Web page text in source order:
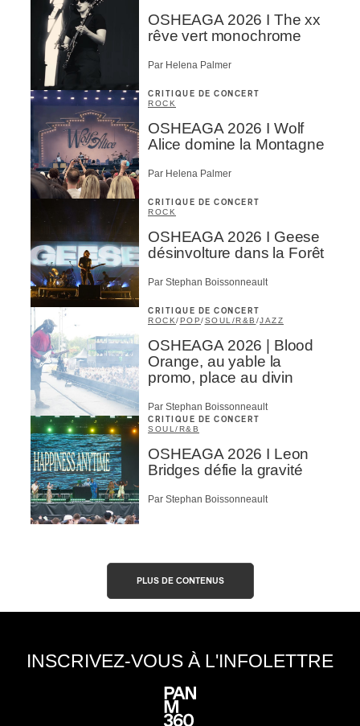
OSHEAGA 2026 I The xx
rêve vert monochrome
Par Helena Palmer
CRITIQUE DE CONCERT
ROCK
OSHEAGA 2026 I Wolf
Alice domine la Montagne
Par Helena Palmer
CRITIQUE DE CONCERT
ROCK
OSHEAGA 2026 I Geese
désinvolture dans la Forêt
Par Stephan Boissonneault
CRITIQUE DE CONCERT
ROCK/POP/SOUL/R&B /JAZZ
OSHEAGA 2026 | Blood
Orange, au yable la
promo, place au divin
Par Stephan Boissonneault
CRITIQUE DE CONCERT
SOUL/R&B
OSHEAGA 2026 I Leon
Bridges défie la gravité
Par Stephan Boissonneault
PLUS DE CONTENUS
INSCRIVEZ-VOUS À L'INFOLETTRE